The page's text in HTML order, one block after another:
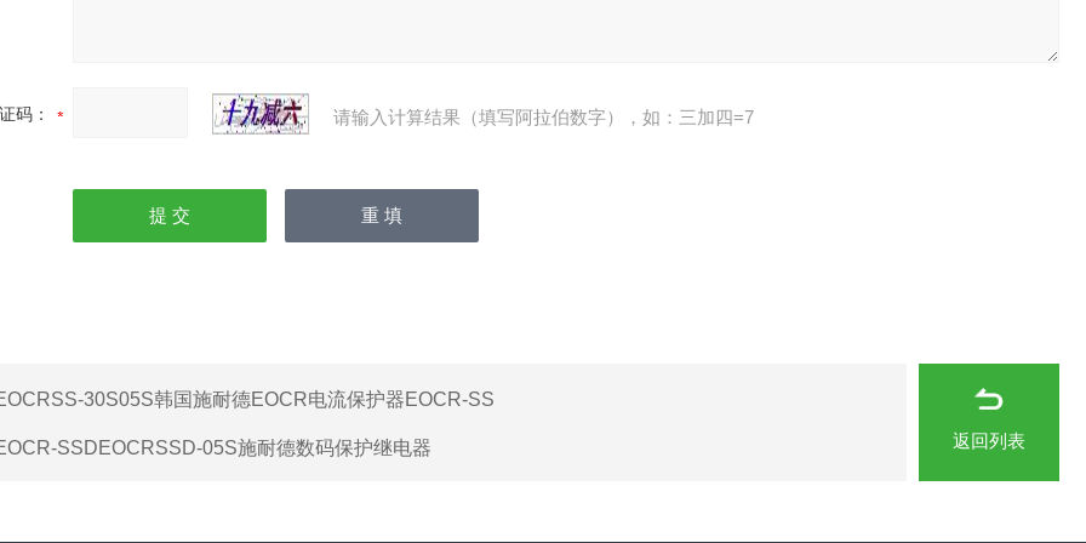
码： 请输入计算结果（填写阿拉伯数字），如：三加四=7
30S05S韩国施耐德EOCR电流保护器EOCR-SS
SSDEOCRSSD-05S施耐德数码保护继电器 返回列表